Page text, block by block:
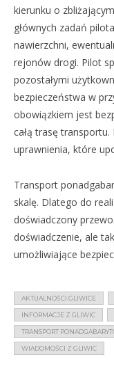
kierunku o
głównych zadań
nawierzchni,
rejonów drogi. Pilot
pozostałymi
bezpieczeństwa w
obowiązkiem jest
całą trasę
uprawnienia, które
Transport
skalę. Dlatego do
doświadczony
doświadczenie, ale
umożliwiające
AKTUALNOŚCI GLIWICE
INFORMACJE Z GLIWIC
TRANSPORT
WIADOMOŚCI Z GLIWIC